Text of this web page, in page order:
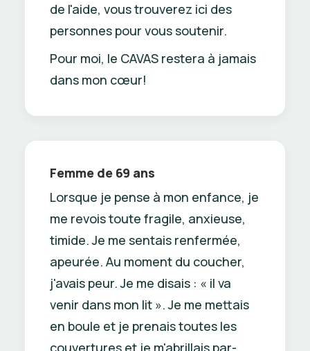
de l'aide, vous trouverez ici des
personnes pour vous soutenir.
Pour moi, le CAVAS restera à jamais
dans mon cœur!
Femme de 69 ans
Lorsque je pense à mon enfance, je
me revois toute fragile, anxieuse,
timide. Je me sentais renfermée,
apeurée. Au moment du coucher,
j'avais peur. Je me disais : « il va
venir dans mon lit ». Je me mettais
en boule et je prenais toutes les
couvertures et je m'abrillais par-